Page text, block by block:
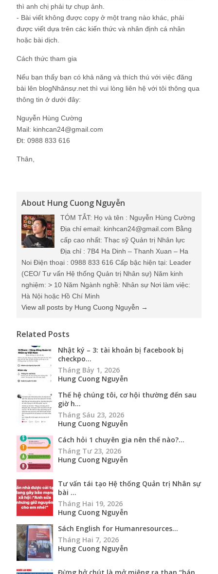
thì anh chị phải tự chụp ảnh.
- Bài viết không được copy ở một trang nào khác, phải
được viết dựa trên các kiến thức và nhân định cá nhân
hoặc bài dịch.
Cách thức tham gia
Nếu bạn thấy bạn có khả năng và thích thú với việc đăng
bài lên blogNhânsự.net thì vui lòng liên hệ với tôi thông qua
thông tin ở dưới đây:
Nguyễn Hùng Cường
Mail: kinhcan24@gmail.com
Đt: 0988 833 616
Thân,
About Hung Cuong Nguyễn
TÓM TẮT: Họ và tên : Nguyễn Hùng Cường
Địa chỉ email: kinhcan24@gmail.com Bằng
cấp cao nhất: Thạc sỹ Quản trị Nhân lực
Địa chỉ : 7B4 Ha Dinh – Thanh Xuan – Ha
Noi Điện thoại : 0988 833 616 Cấp bậc hiện tại: Leader
(CEO/ Tư vấn Hệ thống Quản trị Nhân sự) Năm kinh
nghiệm: > 10 Năm Ngành nghề: Nhân sự Nơi làm việc:
Hà Nội hoặc Hồ Chí Minh
View all posts by Hung Cuong Nguyễn →
Related Posts
Nhật ký – 3: tài khoản bị facebook bị
checkpo...
Tháng Bảy 1, 2026
Hung Cuong Nguyễn
Thế hệ chúng tôi, cơ hội thường đến sau
giờ h...
Tháng Sáu 23, 2026
Hung Cuong Nguyễn
Cách hỏi 1 chuyên gia nên thế nào?...
Tháng Tư 23, 2026
Hung Cuong Nguyễn
Tư vấn tái tạo Hệ thống Quản trị Nhân sự
bài ...
Tháng Hai 19, 2026
Hung Cuong Nguyễn
Sách English for Humanresources...
Tháng Hai 7, 2026
Hung Cuong Nguyễn